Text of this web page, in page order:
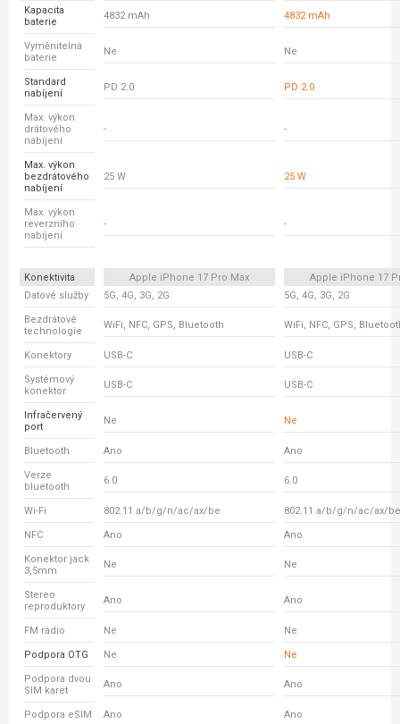
Kapacita
baterie
4832 mAh 4832 mAh
Vyměnitelná
baterie
Ne Ne
Standard
nabíjení
PD 2.0 PD 2.0
Max. výkon
drátového
nabíjení
- -
Max. výkon
bezdrátového
nabíjení
25 W 25 W
Max. výkon
reverzního
nabíjení
- -
Konektivita Apple iPhone 17 Pro Max
Apple iPhone 17
Datové služby
5G, 4G, 3G, 2G 5G, 4G, 3G, 2G
Bezdrátové
technologie
WiFi, NFC, GPS, Bluetooth WiFi, NFC, GPS,
Konektory USB-C USB-C
Systémový
konektor
USB-C USB-C
Infračervený
port
Ne Ne
Bluetooth Ano Ano
Verze
bluetooth
6.0 6.0
Wi-Fi 802.11 a/b/g/n/ac/ax/be 802.11 a/b/g/n/ac/ax/be
NFC Ano Ano
Konektor jack
3,5mm
Ne Ne
Stereo
reproduktory
Ano Ano
FM rádio Ne Ne
Podpora OTG Ne Ne
Podpora dvou
SIM karet
Ano Ano
Podpora eSIM Ano Ano